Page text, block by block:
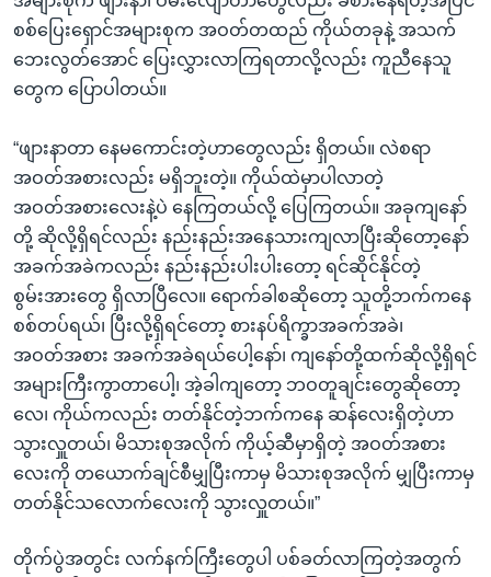
စစ်ပြေးရှောင်အများစုက အဝတ်တထည် ကိုယ်တခုနဲ့ အသက်
ဘေးလွတ်အောင် ပြေးလွှားလာကြရတာလို့လည်း ကူညီနေသူ
တွေက ပြောပါတယ်။
“ဖျားနာတာ နေမကောင်းတဲ့ဟာတွေလည်း ရှိတယ်။ လဲစရာ
အဝတ်အစားလည်း မရှိဘူးတဲ့။ ကိုယ်ထဲမှာပါလာတဲ့
အဝတ်အစားလေးနဲ့ပဲ နေကြတယ်လို့ ပြေကြတယ်။ အခုကျနော်
တို့ ဆိုလို့ရှိရင်လည်း နည်းနည်းအနေသားကျလာပြီးဆိုတော့နော်
အခက်အခဲကလည်း နည်းနည်းပါးပါးတော့ ရင်ဆိုင်နိုင်တဲ့
စွမ်းအားတွေ ရှိလာပြီလေ။ ရောက်ခါစဆိုတော့ သူတို့ဘက်ကနေ
စစ်တပ်ရယ်၊ ပြီးလို့ရှိရင်တော့ စားနပ်ရိက္ခာအခက်အခဲ၊
အဝတ်အစား အခက်အခဲရယ်ပေါ့နော်၊ ကျနော်တို့ထက်ဆိုလို့ရှိရင်
အများကြီးကွာတာပေါ့၊ အဲ့ခါကျတော့ ဘဝတူချင်းတွေဆိုတော့
လေ၊ ကိုယ်ကလည်း တတ်နိုင်တဲ့ဘက်ကနေ ဆန်လေးရှိတဲ့ဟာ
သွားလှူတယ်၊ မိသားစုအလိုက် ကိုယ့်ဆီမှာရှိတဲ့ အဝတ်အစား
လေးကို တယောက်ချင်စီမျှပြီးကာမှ မိသားစုအလိုက် မျှပြီးကာမှ
တတ်နိုင်သလောက်လေးကို သွားလှူတယ်။”
တိုက်ပွဲအတွင်း လက်နက်ကြီးတွေပါ ပစ်ခတ်လာကြတဲ့အတွက်